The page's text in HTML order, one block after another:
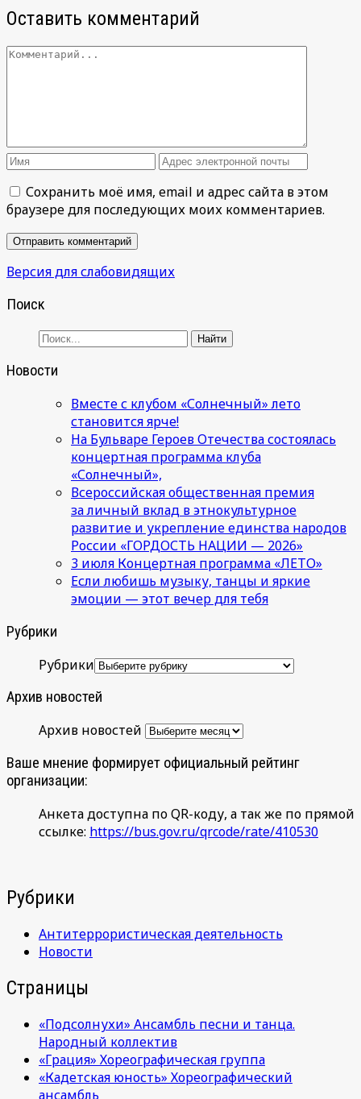
Оставить комментарий
Сохранить моё имя, email и адрес сайта в этом
браузере для последующих моих комментариев.
Версия для слабовидящих
Поиск
Новости
Вместе с клубом «Солнечный» лето
становится ярче!
На Бульваре Героев Отечества состоялась
концертная программа клуба
«Солнечный»,
Всероссийская общественная премия
за личный вклад в этнокультурное
развитие и укрепление единства народов
России «ГОРДОСТЬ НАЦИИ — 2026»
3 июля Концертная программа «ЛЕТО»
Если любишь музыку, танцы и яркие
эмоции — этот вечер для тебя
Рубрики
Рубрики
Архив новостей
Архив новостей
Ваше мнение формирует официальный рейтинг
организации:
Анкета доступна по QR-коду, а так же по прямой
ссылке: https://bus.gov.ru/qrcode/rate/410530
Рубрики
Антитеррористическая деятельность
Новости
Страницы
«Подсолнухи» Ансамбль песни и танца.
Народный коллектив
«Грация» Хореографическая группа
«Кадетская юность» Хореографический
ансамбль